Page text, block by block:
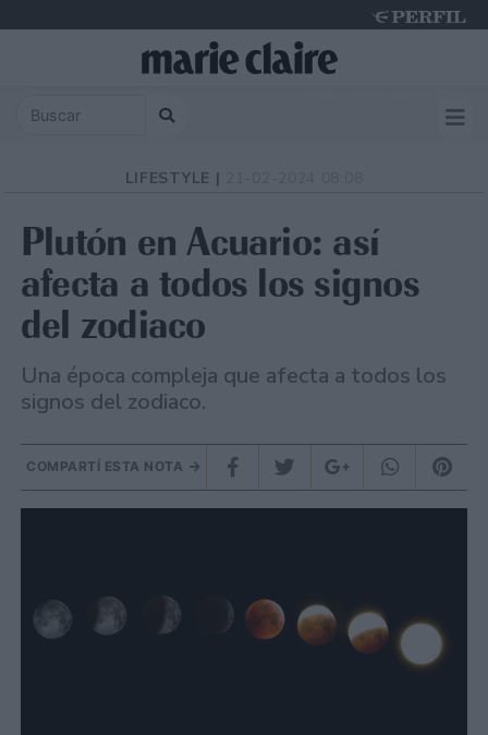
LIFESTYLE |
Plutón en Acuario: así
afecta a todos los signos
del zodiaco
Una época compleja que afecta a todos los
signos del zodiaco.
COMPARTÍ ESTA NOTA